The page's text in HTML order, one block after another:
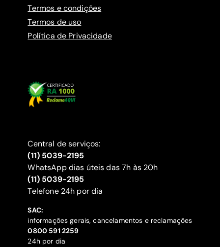
Termos e condições
Termos de uso
Política de Privacidade
Central de serviços:
(11) 5039-2195
WhatsApp dias úteis das 7h às 20h
(11) 5039-2195
‍Telefone 24h por dia
SAC:
informações gerais, cancelamentos e reclamações
‍0800 591 2259
24h por dia